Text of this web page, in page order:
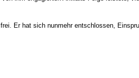
Er hat sich nunmehr entschlossen,